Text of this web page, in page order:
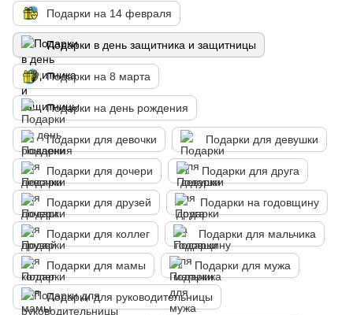
Подарки на 14 февраля
Подарки в день защитника и защитницы
Подарки на 8 марта
Подарки на день рождения
Подарки для девочки Подарки для девушки
Подарки для дочери Подарки для друга
Подарки для друзей Подарки на годовщину
Подарки для коллег Подарки для мальчика
Подарки для мамы Подарки для мужа
Подарки для руководительницы